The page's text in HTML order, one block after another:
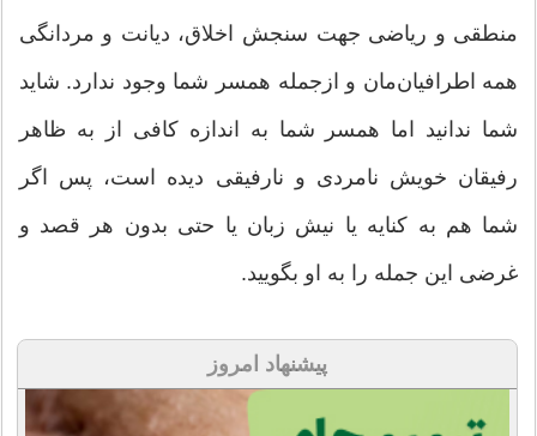
منطقی و ریاضی جهت سنجش اخلاق، دیانت و مردانگی
همه اطرافیان‌مان و ازجمله همسر شما وجود ندارد. شاید
شما ندانید اما همسر شما به اندازه کافی از به ظاهر
رفیقان خویش نامردی و نارفیقی دیده است، پس اگر
شما هم به کنایه یا نیش زبان یا حتی بدون هر قصد و
غرضی این جمله را به او بگویید.
پیشنهاد امروز